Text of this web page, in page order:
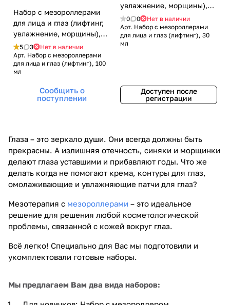
Набор с мезороллерами
для лица и глаз (лифтинг,
увлажнение, морщины),
интенсив-сыворотка с 2
видами гиалуроновой
кислоты, 100 мл и
средством дезинфекции
5 3
Нет в наличии
Арт. Набор с мезороллерами
для лица и глаз (лифтинг), 100
мл
Сообщить о
поступлении
увлажнение, морщины),
интенсив-сыворотка с 2
видами гиалуроновой
кислоты, 30 мл и
средством дезинфекции
0 0
Нет в наличии
Арт. Набор с мезороллерами
для лица и глаз (лифтинг), 30
мл
Доступен после
регистрации
Глаза – это зеркало души. Они всегда должны быть
прекрасны. А излишняя отечность, синяки и морщинки
делают глаза уставшими и прибавляют годы. Что же
делать когда не помогают крема, контуры для глаз,
омолаживающие и увлажняющие патчи для глаз?
Мезотерапия с мезороллерами – это идеальное
решение для решения любой косметологической
проблемы, связанной с кожей вокруг глаз.
Всё легко! Специально для Вас мы подготовили и
укомплектовали готовые наборы.
Мы предлагаем Вам два вида наборов: